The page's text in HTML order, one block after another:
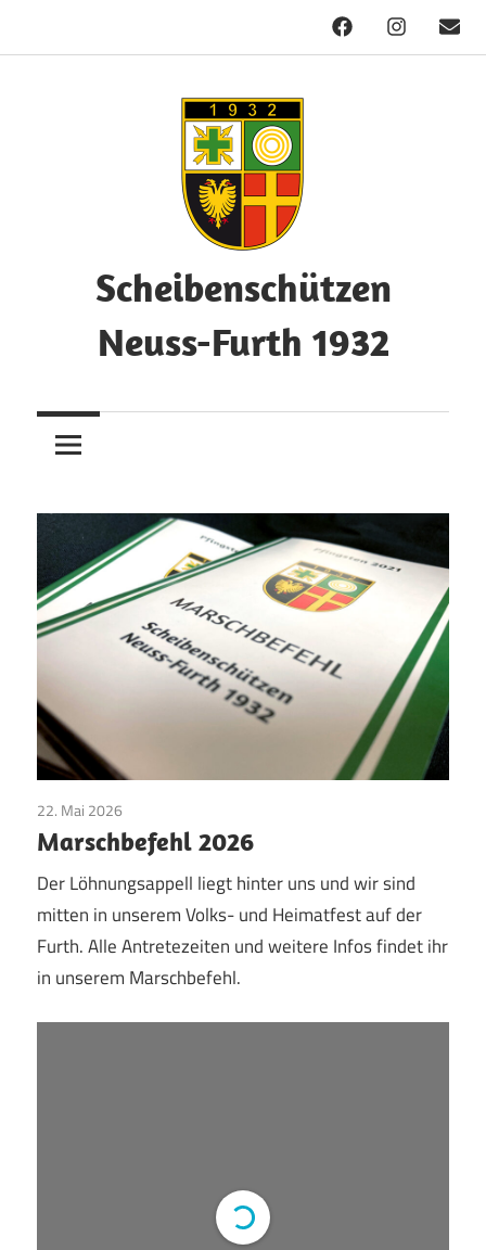
FacebookInstagram
Mail
Scheibenschützen
Neuss-Furth 1932
Willkommen!
22. Mai 2026
Pfingsten/ Vereinsleben
Marschbefehl 2026
Der Löhnungsappell liegt hinter uns und wir sind
mitten in unserem Volks- und Heimatfest auf der
Furth. Alle Antretezeiten und weitere Infos findet ihr
in unserem Marschbefehl.